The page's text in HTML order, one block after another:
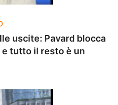
uscite: Pavard blocca
e tutto il resto è un